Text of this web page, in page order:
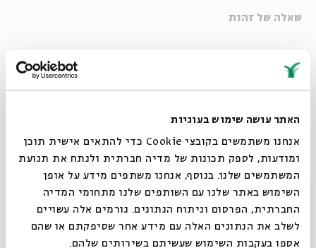
האתר עושה שימוש בעוגיות
אנחנו משתמשים בקובצי Cookie כדי להתאים אישית תוכן
ומודעות, לספק תכונות של מדיה חברתית ולנתח את תנועת
המשתמשים שלנו. בנוסף, אנחנו משתפים מידע על אופן
השימוש באתר שלנו עם השותפים שלנו מתחומי המדיה
החברתית, הפרסום וניתוח הנתונים. גורמים אלה עשויים
לשלב את הנתונים האלה עם מידע אחר שסיפקתם או שהם
אספו בעקבות השימוש שעשיתם בשירותים שלהם.
שאלה של זהות
הרב יובל שרלו, ראש ישיבת ההסדר אמי"ת אורות שאול ומרבני
הלכתית, היה פשוט לקבוע שאפשר אפילו, באופן פרדוקסלי,
אומר הרב שרלו, "אך בשל העובדה שמדובר בשאלה של זהות, יש
לשאלה הציבורית משמעות גדולה. ממילא, לעובדה שנהגים
לא-יהודים מפעילים את הקווים יש משמעות במישור ההלכתי
הממוקד, אך לא בנושא הזהותי".
סגור